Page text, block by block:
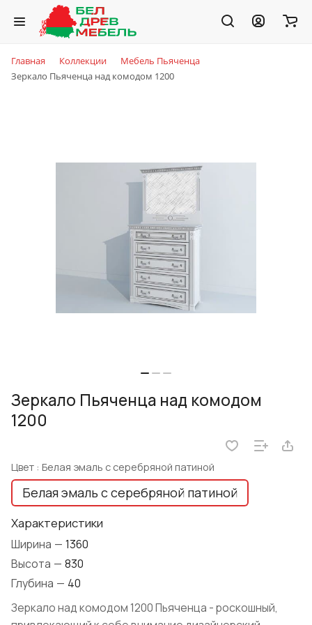
Главная Коллекции
Мебель Пьяченца
Зеркало Пьяченца над комодом 1200
Зеркало Пьяченца над комодом
1200
Цвет : Белая эмаль с серебряной патиной
Белая эмаль с серебряной патиной
Характеристики
Ширина — 1360
Высота — 830
Глубина — 40
Зеркало над комодом 1200 Пьяченца - роскошный,